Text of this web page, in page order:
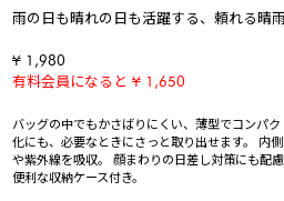
雨の日も晴れの日も活躍する、頼れる晴
¥ 1,980
有料会員になると ¥ 1,650
バッグの中でもかさばりにくい、薄型でコンパ
化にも、必要なときにさっと取り出せます。 内
や紫外線を吸収。 顔まわりの日差し対策にも配
便利な収納ケース付き。